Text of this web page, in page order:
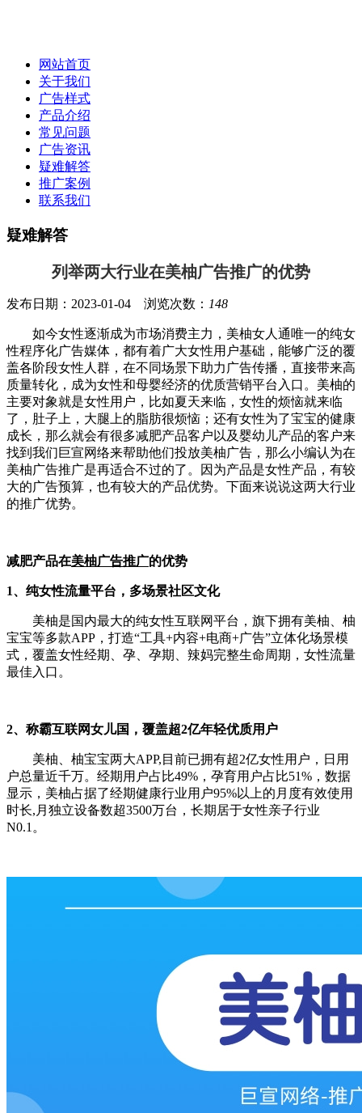
网站首页
关于我们
广告样式
产品介绍
常见问题
广告资讯
疑难解答
推广案例
联系我们
疑难解答
列举两大行业在美柚广告推广的优势
发布日期：2023-01-04 浏览次数： 148
如今女性逐渐成为市场消费主力，美柚女人通唯一的纯女
性程序化广告媒体，都有着广大女性用户基础，能够广泛的覆
盖各阶段女性人群，在不同场景下助力广告传播，直接带来高
质量转化，成为女性和母婴经济的优质营销平台入口。美柚的
主要对象就是女性用户，比如夏天来临，女性的烦恼就来临
了，肚子上，大腿上的脂肪很烦恼；还有女性为了宝宝的健康
成长，那么就会有很多减肥产品客户以及婴幼儿产品的客户来
找到我们巨宣网络来帮助他们投放美柚广告，那么小编认为在
美柚广告推广是再适合不过的了。因为产品是女性产品，有较
大的广告预算，也有较大的产品优势。下面来说说这两大行业
的推广优势。
减肥产品在美柚广告推广的优势
1、纯女性流量平台，多场景社区文化
美柚是国内最大的纯女性互联网平台，旗下拥有美柚、柚
宝宝等多款APP，打造“工具+内容+电商+广告”立体化场景模
式，覆盖女性经期、孕、孕期、辣妈完整生命周期，女性流量
最佳入口。
2、称霸互联网女儿国，覆盖超2亿年轻优质用户
美柚、柚宝宝两大APP,目前已拥有超2亿女性用户，日用
户总量近千万。经期用户占比49%，孕育用户占比51%，数据
显示，美柚占据了经期健康行业用户95%以上的月度有效使用
时长,月独立设备数超3500万台，长期居于女性亲子行业
N0.1。